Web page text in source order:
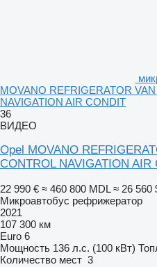
MOVANO REFRIGERATOR
NAVIGATION AIR CONDIT
36
ВИДЕО
Opel MOVANO
CONTROL NAVIGATION AIR
22 990 € ≈ 460 800 MDL ≈ 26 560
Микроавтобус рефрижератор
2021
107 300 км
Euro 6
Мощность 136 л.с. (100 кВт)
Количество мест 3